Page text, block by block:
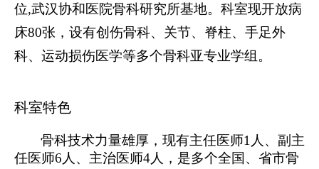
位,武汉协和医院骨科研究所基地。科室现开放病
床80张，设有创伤骨科、关节、脊柱、手足外
科、运动损伤医学等多个骨科亚专业学组。
科室特色
骨科技术力量雄厚，现有主任医师1人、副主
任医师6人、主治医师4人，是多个全国、省市骨